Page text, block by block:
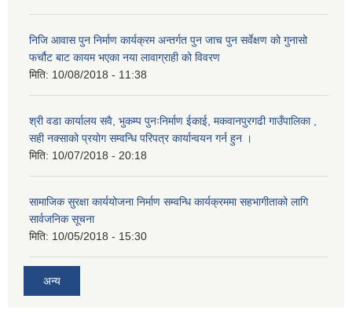
निजि आवास पुन निर्माण कार्यक्रम अन्तर्गत पुन जाच पुन सर्वेक्षण को गुनासो
फर्चौट बाट कायम भएका नया लावाग्राही को विवरण
मिति: 10/08/2018 - 11:38
श्री वडा कार्यालय सवै, भुकम्प पुनःनिर्माण ईकाई, मकवानपुरगढी गाउँपालिका ,
सही नक्साको प्रयोग सम्वन्धि परिपत्र कार्यान्वयन गर्न हुन ।
मिति: 10/07/2018 - 20:18
सामाजिक सुरक्षा कार्ययोजना निर्माण सम्वन्धि कार्यक्रममा सहभागीताको लागि
सार्वजनिक सूचना
मिति: 10/05/2018 - 15:30
अन्य